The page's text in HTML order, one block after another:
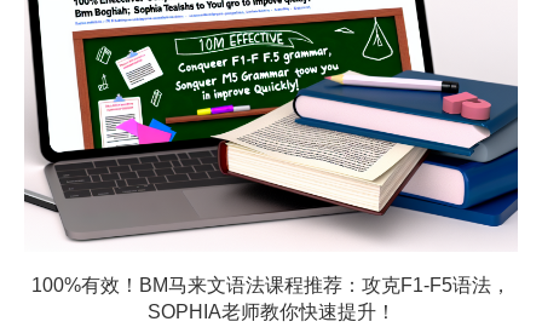
100%有效！BM马来文语法课程推荐：攻克F1-F5语法，
SOPHIA老师教你快速提升！